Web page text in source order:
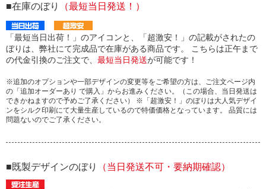
■在庫のぼり
（最短当日発送！）
「最短当日出荷！」のアイコンと、「超激安！」の記載がされたの
ぼりは、弊社にて完成品で在庫がある商品です。 こちらは正午まで
の代金引換のご注文で、 最短当日発送が可能です！
※追加のオプションや一部デザインの変更等をご希望の方は、ご注文ページ内
の「追加オーダーあり で購入」からお進みください。（この場合、当日発送は
できかねますので予めご了承ください） ※「超激安！」のぼりは大人気デザイ
ンをシルク印刷にて大量生産しているので特価価格となっています。 品質には
問題ないのでご了承ください。
■既製デザインのぼり （当日発送不可・要納期確認）